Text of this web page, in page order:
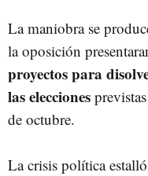
La maniobra se
la oposición
proyectos para
las elecciones
de octubre.
La crisis política